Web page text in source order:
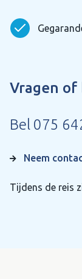
Vragen of
Bel 075
Neem
Tijdens de reis